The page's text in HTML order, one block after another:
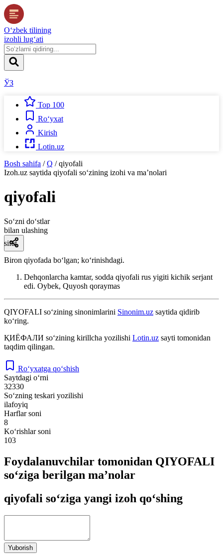
O‘zbek tilining
izohli lug‘ati
ЎЗ
Top 100
Ro‘yxat
Kirish
Lotin.uz
Bosh sahifa / Q / qiyofali
Izoh.uz saytida qiyofali so‘zining izohi va ma’nolari
qiyofali
So‘zni do‘stlar
bilan ulashing
sifat
Biron qiyofada boʻlgan; koʻrinishdagi.
Dehqonlarcha kamtar, sodda qiyofali rus yigiti kichik serjant
edi. Oybek, Quyosh qoraymas
QIYOFALI so‘zining sinonimlarini Sinonim.uz saytida qidirib
ko‘ring.
ҚИЁФАЛИ so‘zining kirillcha yozilishi Lotin.uz sayti tomonidan
taqdim qilingan.
Ro‘yxatga qo‘shish
Saytdagi o‘rni
32330
So‘zning teskari yozilishi
ilafoyiq
Harflar soni
8
Ko‘rishlar soni
103
Foydalanuvchilar tomonidan QIYOFALI
so‘ziga berilgan ma’nolar
qiyofali so‘ziga yangi izoh qo‘shing
Yuborish